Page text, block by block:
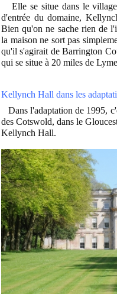
Elle se situe dans le
d'entrée du domaine,
Bien qu'on ne sache rien de
la maison ne sort pas
qu'il s'agirait de Barrington
qui se situe à 20 miles de
Kellynch Hall dans les
Dans l'adaptation de 1995,
des Cotswold, dans le
Kellynch Hall.